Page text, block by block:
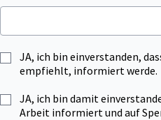
JA, ich bin einverstanden,
empfiehlt, informiert werde.
JA, ich bin damit
Arbeit informiert und auf